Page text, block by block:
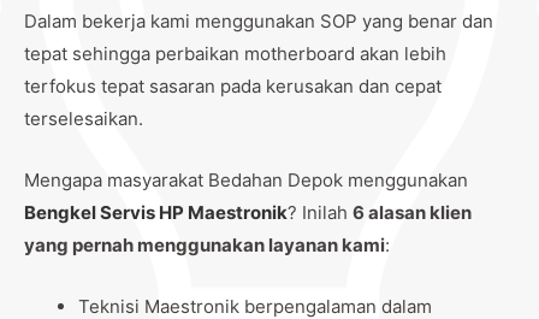
Dalam bekerja kami menggunakan SOP yang benar dan
tepat sehingga perbaikan motherboard akan lebih
terfokus tepat sasaran pada kerusakan dan cepat
terselesaikan.
Mengapa masyarakat Bedahan Depok menggunakan
Bengkel Servis HP Maestronik? Inilah 6 alasan klien
yang pernah menggunakan layanan kami:
Teknisi Maestronik berpengalaman dalam